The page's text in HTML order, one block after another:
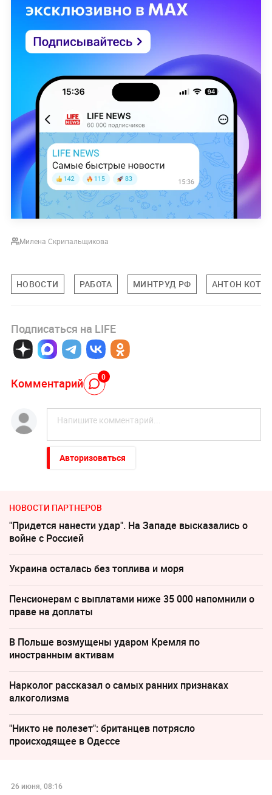
Милена Скрипальщикова
НОВОСТИ РАБОТА МИНТРУД РФ АНТОН
Подписаться на LIFE
Комментарий 0
Авторизоваться
НОВОСТИ ПАРТНЕРОВ
"Придется нанести удар". На Западе высказались о
войне с Россией
Украина осталась без топлива и моря
Пенсионерам с выплатами ниже 35 000 напомнили о
праве на доплаты
В Польше возмущены ударом Кремля по
иностранным активам
Нарколог рассказал о самых ранних признаках
алкоголизма
"Никто не полезет": британцев потрясло
происходящее в Одессе
26 июня, 08:16